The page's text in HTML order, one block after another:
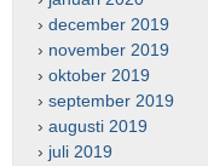
december 2019
november 2019
oktober 2019
september 2019
augusti 2019
juli 2019